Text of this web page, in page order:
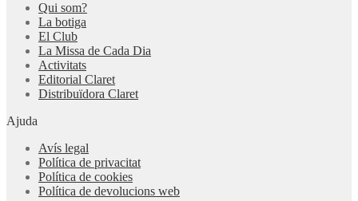
Qui som?
La botiga
El Club
La Missa de Cada Dia
Activitats
Editorial Claret
Distribuïdora Claret
Ajuda
Avís legal
Política de privacitat
Política de cookies
Política de devolucions web